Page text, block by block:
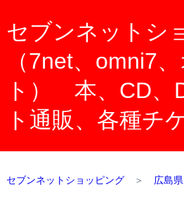
セブンネットシ
（7net、omni7
ト） 本、CD、
ト通販、各種チ
セブンネットショッピング＞ 広島県